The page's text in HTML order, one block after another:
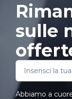
sulle
Abbiamo a